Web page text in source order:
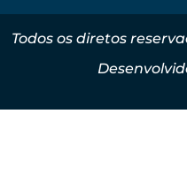
Todos os diretos